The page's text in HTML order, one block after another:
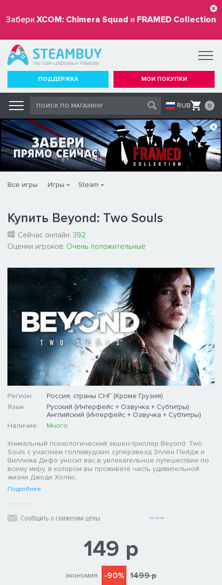
Забери XCOM: Chimera Squad и FRAMED Collection
бесплатно
ПОДДЕРЖКА МОИ ПОКУПКИ
RUB 0
Все игры Игры Steam
Купить Beyond: Two Souls
Сейчас онлайн: 392
Оценки игроков: Очень положительные
Регион:
Россия, страны СНГ (Кроме Грузия)
Язык:
Русский (Интерфейс + Озвучка + Субтитры)
Английский (Интерфейс + Озвучка + Субтитры)
Наличие:
Много
Уникальный психологический экшен-триллер Beyond: Two
Souls с участием голливудских суперзвезд Эллен Пейдж и
Виллема Дефо уносит вас в увлекательное путешествие по
всему миру, в котором вы проживете часть удивительной
жизни Джоди Холмс.
Подробнее
Сообщить о снижении цены
149 р
экономия -90% 1499 р